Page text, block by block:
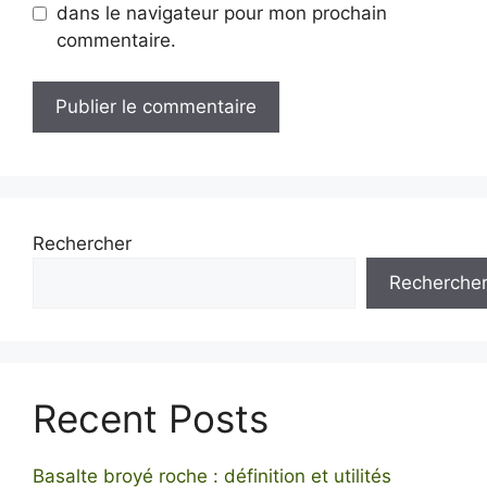
dans le navigateur pour mon prochain
commentaire.
Rechercher
Rechercher
Recent Posts
Basalte broyé roche : définition et utilités